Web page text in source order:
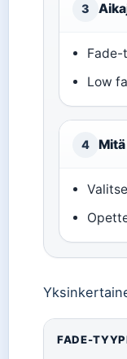
3
Fade-
Low
4
Yhteenveto
FADE-